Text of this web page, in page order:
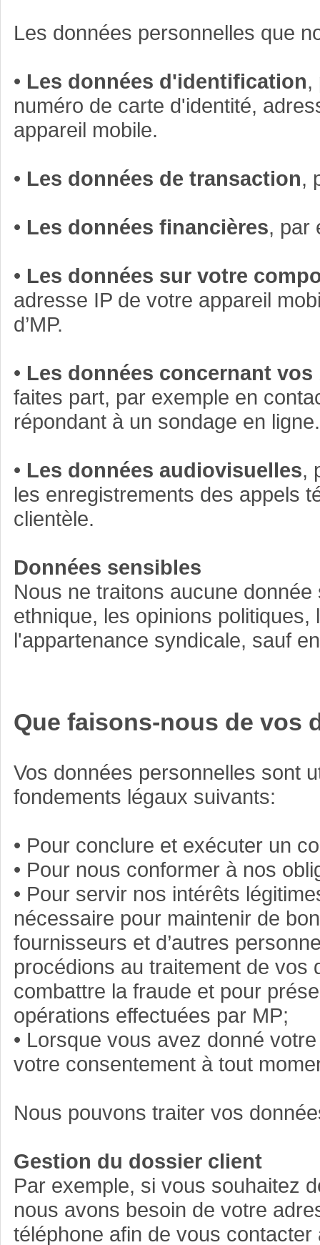
Les données personnelles que
• Les données d'identification,
numéro de carte d'identité,
appareil mobile.
• Les données de transaction,
• Les données financières, par
• Les données sur votre
adresse IP de votre appareil
d’MP.
• Les données concernant
faites part, par exemple en
répondant à un sondage en ligne.
• Les données audiovisuelles,
les enregistrements des appels
clientèle.
Données sensibles
Nous ne traitons aucune
ethnique, les opinions
l'appartenance syndicale, sauf
Que faisons-nous de vos
Vos données personnelles sont
fondements légaux suivants:
• Pour conclure et exécuter un
• Pour nous conformer à nos
• Pour servir nos intérêts
nécessaire pour maintenir de
fournisseurs et d’autres
procédions au traitement de vos
combattre la fraude et pour
opérations effectuées par MP;
• Lorsque vous avez donné
votre consentement à tout
Nous pouvons traiter vos
Gestion du dossier client
Par exemple, si vous souhaitez
nous avons besoin de votre
téléphone afin de vous contacter